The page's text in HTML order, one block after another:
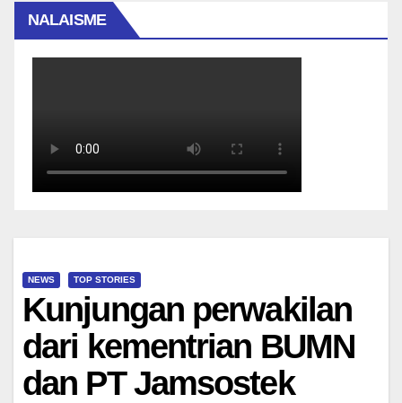
NALAISME
NEWS TOP STORIES
Kunjungan perwakilan
dari kementrian BUMN
dan PT Jamsostek